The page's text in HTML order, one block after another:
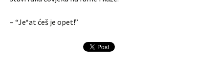
– “Je*at ćeš je opet!”